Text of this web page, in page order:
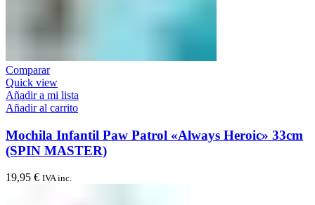
Comparar
Quick view
Añadir a mi lista
Añadir al carrito
Mochila Infantil Paw Patrol «Always Heroic» 33cm
(SPIN MASTER)
19,95 € IVA inc.